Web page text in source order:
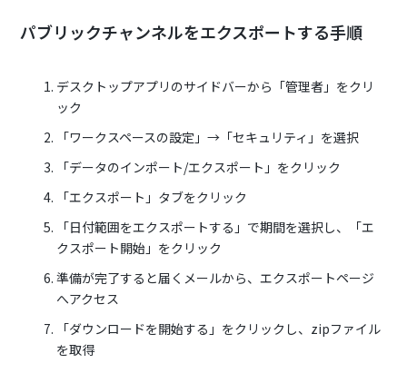
パブリックチャンネルをエクスポートする手順
デスクトップアプリのサイドバーから「管理者」をクリ
ック
「ワークスペースの設定」→「セキュリティ」を選択
「データのインポート/エクスポート」をクリック
「エクスポート」タブをクリック
「日付範囲をエクスポートする」で期間を選択し、「エ
クスポート開始」をクリック
準備が完了すると届くメールから、エクスポートページ
へアクセス
「ダウンロードを開始する」をクリックし、zipファイル
を取得